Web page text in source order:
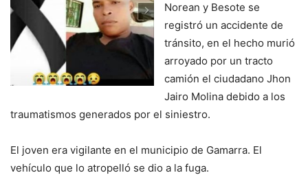
Norean y Besote se
registró un accidente de
tránsito, en el hecho murió
arroyado por un tracto
camión el ciudadano Jhon
Jairo Molina debido a los
traumatismos generados por el siniestro.
El joven era vigilante en el municipio de Gamarra. El
vehículo que lo atropelló se dio a la fuga.